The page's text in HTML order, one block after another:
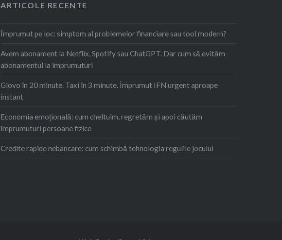
ARTICOLE RECENTE
Împrumut pe loc: simptom al problemelor financiare sau tool modern?
Avem abonament la Netflix, Spotify sau ChatGPT. Dar cum să evităm
abonamentul la împrumuturi
Glovo în 20 minute. Taxi în 3 minute. Împrumut IFN urgent aproape
instant
Economia emoțională: cum cheltuim, regretăm şi apoi căutăm
împrumuturi persoane fizice
Credite rapide nebancare: cum schimbă tehnologia regulile jocului